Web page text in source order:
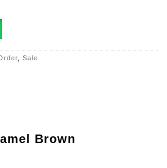
Sale
Brown